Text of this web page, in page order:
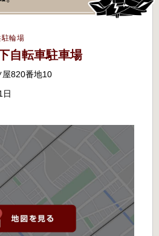
駐輪場
自転車駐車場
屋820番地10
日